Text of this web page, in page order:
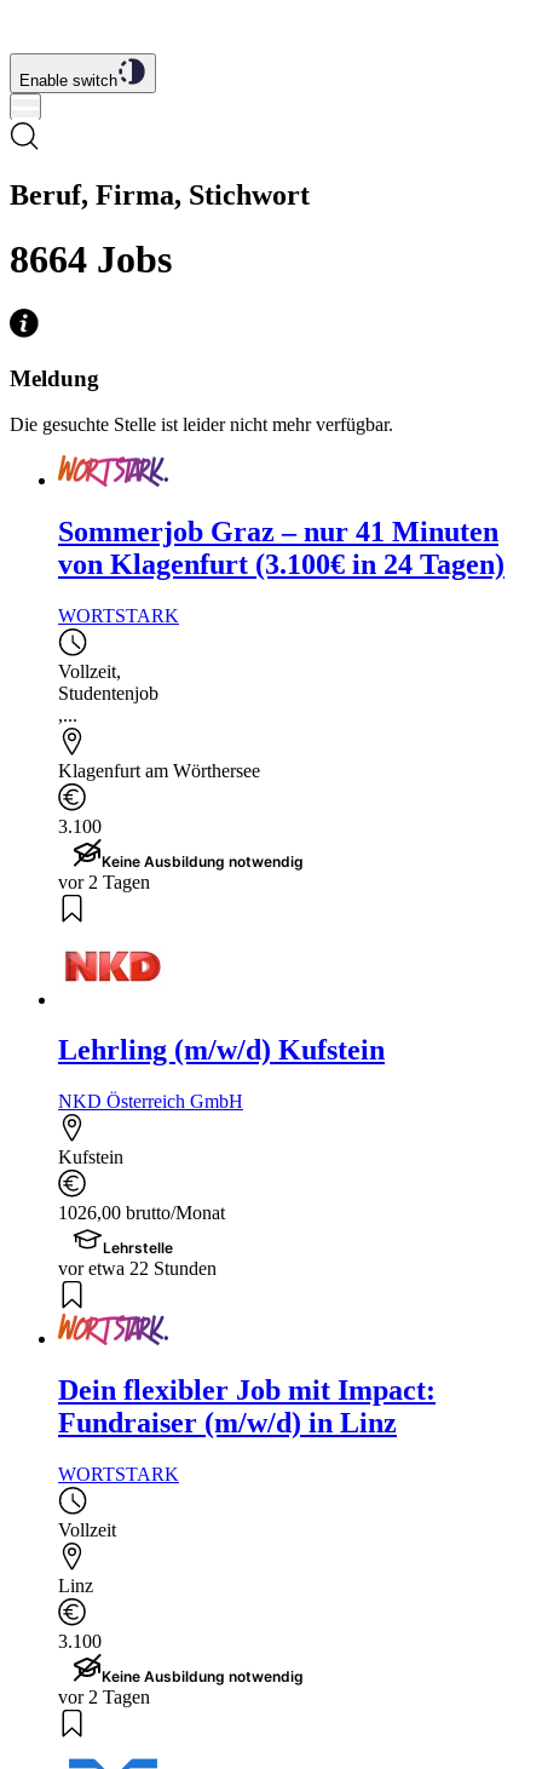
Enable switch
Beruf, Firma, Stichwort
8664 Jobs
Meldung
Die gesuchte Stelle ist leider nicht mehr verfügbar.
Sommerjob Graz – nur 41 Minuten
von Klagenfurt (3.100€ in 24 Tagen)
WORTSTARK
Vollzeit,
Studentenjob
,...
Klagenfurt am Wörthersee
3.100
Keine Ausbildung notwendig
vor 2 Tagen
Lehrling (m/w/d) Kufstein
NKD Österreich GmbH
Kufstein
1026,00 brutto/Monat
Lehrstelle
vor etwa 22 Stunden
Dein flexibler Job mit Impact:
Fundraiser (m/w/d) in Linz
WORTSTARK
Vollzeit
Linz
3.100
Keine Ausbildung notwendig
vor 2 Tagen